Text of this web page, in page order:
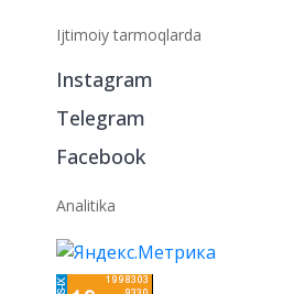
Ijtimoiy tarmoqlarda
Instagram
Telegram
Facebook
Analitika